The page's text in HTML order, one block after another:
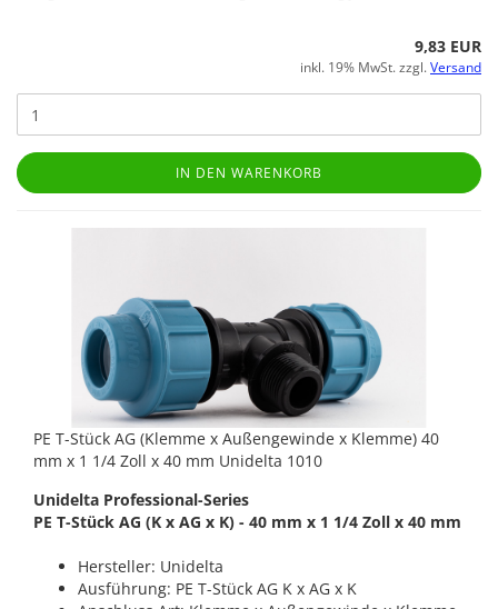
9,83 EUR
inkl. 19% MwSt. zzgl.Versand
IN DEN WARENKORB
PE T-Stück AG (Klemme x Außengewinde x Klemme) 40
mm x 1 1/4 Zoll x 40 mm Unidelta 1010
Unidelta Professional-Series
PE T-Stück AG (K x AG x K) - 40 mm x 1 1/4 Zoll x 40 mm
Hersteller: Unidelta
Ausführung: PE T-Stück AG K x AG x K